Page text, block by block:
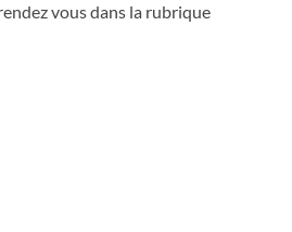
vous dans la rubrique